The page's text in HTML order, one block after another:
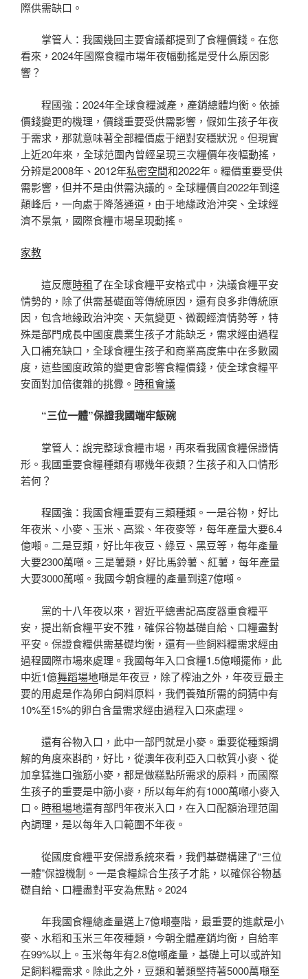
際供需缺口。
掌管人：我國幾回主要會議都提到了食糧價錢。在您
看來，2024年國際食糧市場年夜幅動搖是受什么原因影
響？
程國強：2024年全球食糧減產，產銷總體均衡。依據
價錢變更的機理，價錢重要受供需影響，假如生孩子年夜
于需求，那就意味著全部糧價處于絕對安穩狀況。但現實
上近20年來，全球范圍內曾經呈現三次糧價年夜幅動搖，
分辨是2008年、2012年私密空間和2022年。糧價重要受供
需影響，但并不是由供需決議的。全球糧價自2022年到達
顛峰后，一向處于降落通道，由于地緣政治沖突、全球經
濟不景氣，國際食糧市場呈現動搖。
家教
這反應時租了在全球食糧平安格式中，決議食糧平安
情勢的，除了供需基礎面等傳統原因，還有良多非傳統原
因，包含地緣政治沖突、天氣變更、微觀經濟情勢等，特
殊是部門成長中國度農業生孩子才能缺乏，需求經由過程
入口補充缺口，全球食糧生孩子和商業高度集中在多數國
度，這些國度政策的變更會影響食糧價錢，使全球食糧平
安面對加倍復雜的挑釁。 時租會議
“三位一體”保證我國端牢飯碗
掌管人：說完整球食糧市場，再來看我國食糧保證情
形。我國重要食糧種類有哪幾年夜類？生孩子和入口情形
若何？
程國強：我國食糧重要有三類種類。一是谷物，好比
年夜米、小麥、玉米、高粱、年夜麥等，每年產量大要6.4
億噸。二是豆類，好比年夜豆、綠豆、黑豆等，每年產量
大要2300萬噸。三是薯類，好比馬鈴薯、紅薯，每年產量
大要3000萬噸。我國今朝食糧的產量到達7億噸。
黨的十八年夜以來，習近平總書記高度器重食糧平
安，提出新食糧平安不雅，確保谷物基礎自給、口糧盡對
平安。保證食糧供需基礎均衡，還有一些飼料糧需求經由
過程國際市場來處理。我國每年入口食糧1.5億噸擺佈，此
中近1億舞蹈場地噸是年夜豆，除了榨油之外，年夜豆最主
要的用處是作為卵白飼料原料，我們養殖所需的飼猜中有
10%至15%的卵白含量需求經由過程入口來處理。
還有谷物入口，此中一部門就是小麥。重要從種類調
解的角度來斟酌，好比，從澳年夜利亞入口軟質小麥、從
加拿猛進口強筋小麥，都是做糕點所需求的原料，而國際
生孩子的重要是中筋小麥，所以每年約有1000萬噸小麥入
口。 時租場地還有部門年夜米入口，在入口配額治理范圍
內調理，是以每年入口範圍不年夜。
從國度食糧平安保證系統來看，我們基礎構建了“三位
一體”保證機制。一是食糧綜合生孩子才能，以確保谷物基
礎自給、口糧盡對平安為焦點。2024
年我國食糧總產量邁上7億噸臺階，最重要的進獻是小
麥、水稻和玉米三年夜種類，今朝全體產銷均衡，自給率
在99%以上。玉米每年有2.8億噸產量，基礎上可以或許知
足飼料糧需求。除此之外，豆類和薯類堅持著5000萬噸至